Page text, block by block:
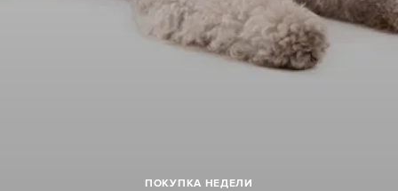
ПОКУПКА НЕДЕЛИ